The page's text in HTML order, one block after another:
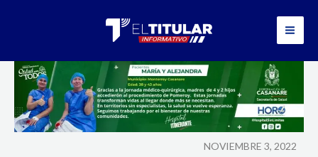
NOVIEMBRE 3, 2022